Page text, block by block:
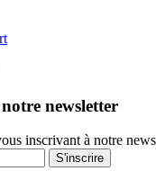
newsletter
inscrivant à notre
S'inscrire